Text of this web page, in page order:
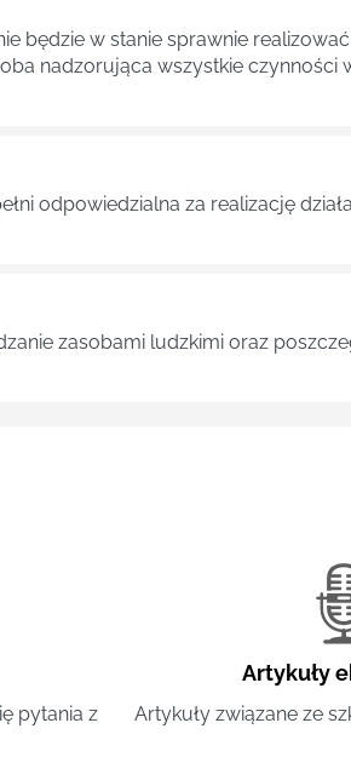
będzie w stanie sprawnie
nadzorująca wszystkie czynności
odpowiedzialna za realizację
zasobami ludzkimi oraz
pytania z
Artykuły
Artykuły związane ze